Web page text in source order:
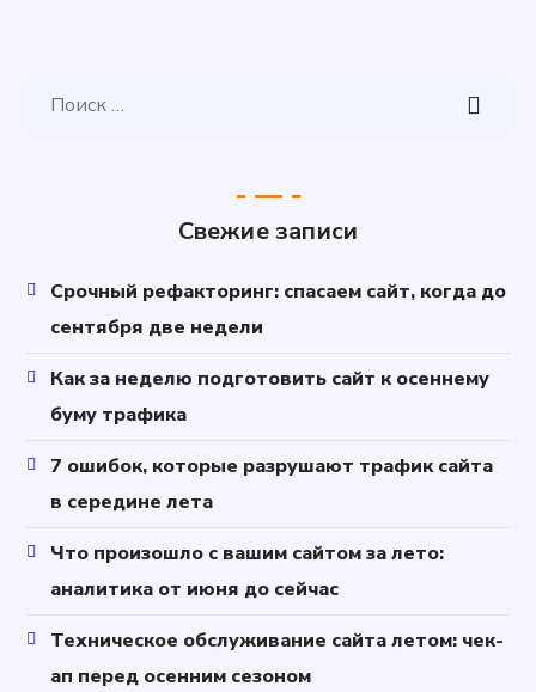
Свежие записи
Срочный рефакторинг: спасаем сайт, когда до
сентября две недели
Как за неделю подготовить сайт к осеннему
буму трафика
7 ошибок, которые разрушают трафик сайта
в середине лета
Что произошло с вашим сайтом за лето:
аналитика от июня до сейчас
Техническое обслуживание сайта летом: чек-
ап перед осенним сезоном